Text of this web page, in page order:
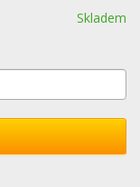
Skladem